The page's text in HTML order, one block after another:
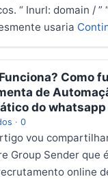
“ Inurl: domain / ”
usaria
Como
de
do whatsapp
· 0
vou
Group Sender que
online